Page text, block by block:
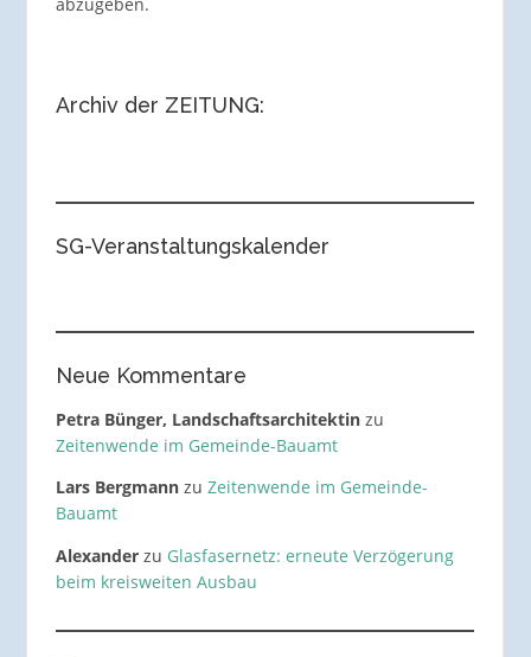
abzugeben.
Archiv der ZEITUNG:
SG-Veranstaltungskalender
Neue Kommentare
Petra Bünger, Landschaftsarchitektinzu
Zeitenwende im Gemeinde-Bauamt
Lars Bergmannzu Zeitenwende im Gemeinde-
Bauamt
Alexanderzu Glasfasernetz: erneute Verzögerung
beim kreisweiten Ausbau